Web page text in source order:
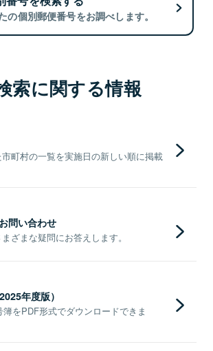
の個別郵便番号をお調べします。
索に関する情報
町村の一覧を実施日の新しい順に掲載
問い合わせ
ざまな疑問にお答えします。
年度版）
をPDF形式でダウンロードできま